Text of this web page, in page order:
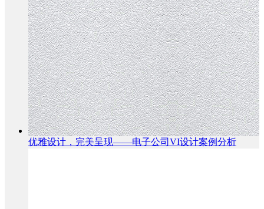
优雅设计，完美呈现——电子公司VI设计案例分析